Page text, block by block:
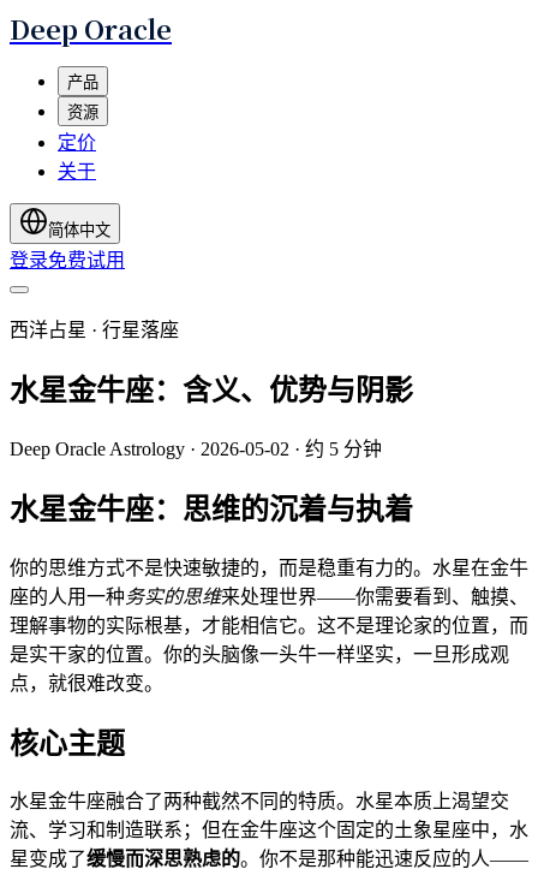
Deep Oracle
产品
资源
定价
关于
简体中文
登录免费试用
西洋占星 · 行星落座
水星金牛座：含义、优势与阴影
Deep Oracle Astrology · 2026-05-02 · 约 5 分钟
水星金牛座：思维的沉着与执着
你的思维方式不是快速敏捷的，而是稳重有力的。水星在金牛
座的人用一种务实的思维来处理世界——你需要看到、触摸、
理解事物的实际根基，才能相信它。这不是理论家的位置，而
是实干家的位置。你的头脑像一头牛一样坚实，一旦形成观
点，就很难改变。
核心主题
水星金牛座融合了两种截然不同的特质。水星本质上渴望交
流、学习和制造联系；但在金牛座这个固定的土象星座中，水
星变成了缓慢而深思熟虑的。你不是那种能迅速反应的人——